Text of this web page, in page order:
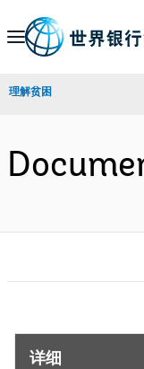
Skip
Navigation
理解贫困
详细